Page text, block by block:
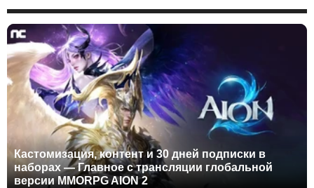
Кастомизация, контент и 30 дней подписки в
наборах — Главное с трансляции глобальной
версии MMORPG AION 2